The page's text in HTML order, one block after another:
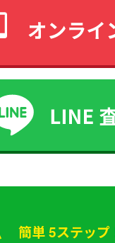
簡単 5ステップ